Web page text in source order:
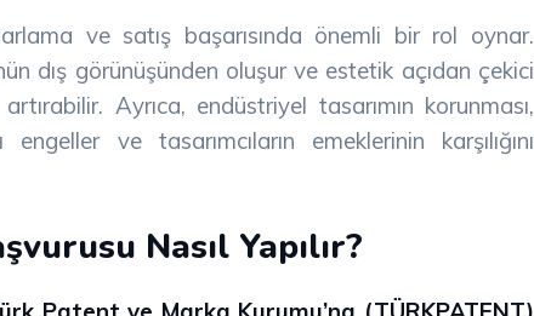
ve satış başarısında önemli bir rol oynar.
dış görünüşünden oluşur ve estetik açıdan çekici
Ayrıca, endüstriyel tasarımın korunması,
ve tasarımcıların emeklerinin karşılığını
Nasıl Yapılır?